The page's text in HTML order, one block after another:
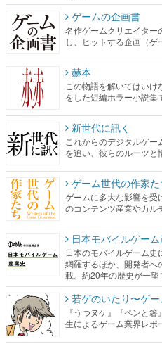
ゲームの企画書
名作ゲームクリエイター
し、ヒットする企画（ゲ
赫本
この物語を解いてはい
をした短編ホラー小説集
新世代に訊く
これからのデジタルゲ
を追い、彼らのルーツと
ゲーム世代の作家た
ゲームに多大な影響を受
のコンテンツ産業やカル
日本モバイルゲー
日本のモバイルゲーム
網羅するほか、開発者へ
載。約20年の歴史が一望
若ゲのいたり〜ゲ
『うつヌケ』『ペンと
生によるゲーム業界レポ